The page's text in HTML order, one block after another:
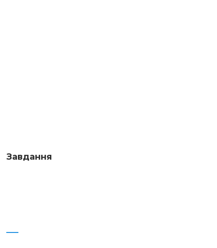
Завдання